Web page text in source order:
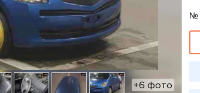
+6 фото
№